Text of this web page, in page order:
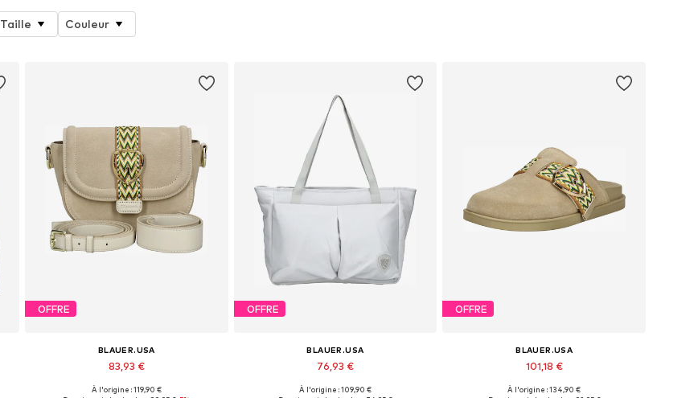
Taille Couleur
OFFRE
BLAUER.USA
83,93 €
Tailles disponibles: One Size
À l'origine : 119,90 €
OFFRE
BLAUER.USA
76,93 €
Tailles disponibles: One Size
À l'origine : 109,90 €
OFFRE
BLAUER.USA
101,18 €
Tailles disponibles: 36, 37, 38, 39, 40
À l'origine : 134,90 €